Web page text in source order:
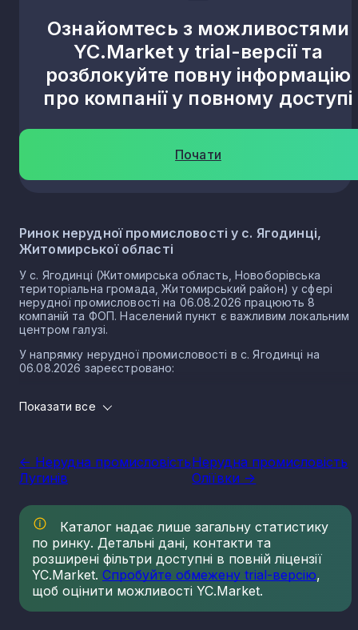
Ознайомтесь з можливостями
YC.Market у trial-версії та
розблокуйте повну інформацію
про компанії у повному доступі
Почати
Ринок нерудної промисловості у с. Ягодинці,
Житомирської області
У с. Ягодинці (Житомирська область, Новоборівська
територіальна громада, Житомирський район) у сфері
нерудної промисловості на 06.08.2026 працюють 8
компаній та ФОП. Населений пункт є важливим локальним
центром галузі.
У напрямку нерудної промисловості в с. Ягодинці на
06.08.2026 зареєстровано:
0 ФОП
напрямком нерудної промисловості
Виторг компаній у напрямку нерудної промисловості у с.
Нерудна промисловість в селі Ягодинка є частиною
важливого сектору національної економіки держави, що
прямо впливає на утворення національного ВВП.
Варто зазначити, що Україна має низку сприятливих умов
для розвитку сегменту, в тому числі географічне
положення, велику кількість надр, що багаті на різні
копалини нерудного типу. Найбільш масштабним
Показати все
<- Нерудна промисловість
Лугинів
Нерудна промисловість
Оліївки ->
Каталог надає лише загальну статистику
по ринку. Детальні дані, контакти та
розширені фільтри доступні в повній ліцензії
YC.Market. Спробуйте обмежену trial-версію,
щоб оцінити можливості YC.Market.